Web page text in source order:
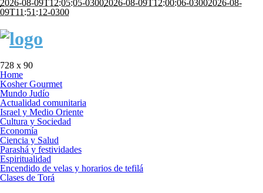
2026-08-09T12:05:05-03002026-08-09T12:00:06-03002026-08-
09T11:51:12-0300
728 x 90
Home
Kosher Gourmet
Mundo Judío
Actualidad comunitaria
Israel y Medio Oriente
Cultura y Sociedad
Economía
Ciencia y Salud
Parashá y festividades
Espiritualidad
Encendido de velas y horarios de tefilá
Clases de Torá